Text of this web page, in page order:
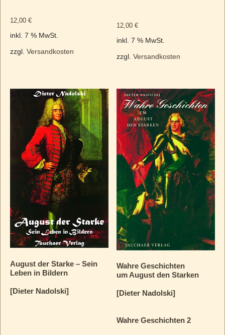
12,00 €
inkl. 7 % MwSt.
zzgl. Versandkosten
12,00€
inkl. 7 % MwSt.
zzgl.Versandkosten
August der Starke – Sein
Leben in Bildern
[Dieter Nadolski]
Wahre Geschichten
um August den Starken
[Dieter Nadolski]
Wahre Geschichten 2